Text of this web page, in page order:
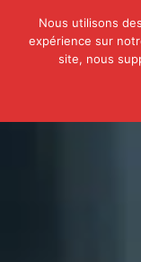
Auto/Moto
Nous utilisons
expérience sur
site, nous